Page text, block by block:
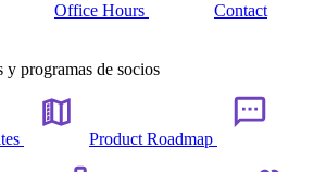
Office Hours
Contact
y programas de socios
Product Roadmap